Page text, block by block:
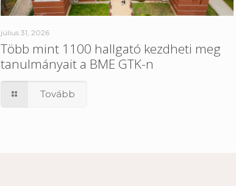
július 31, 2026
Több mint 1100 hallgató kezdheti meg
tanulmányait a BME GTK-n
Tovább